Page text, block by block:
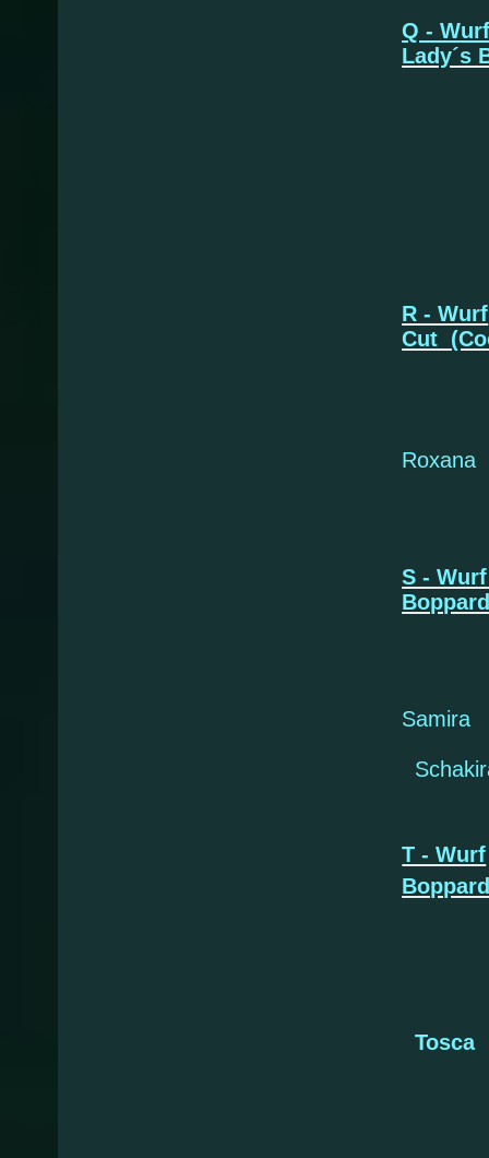
Q -
Lady´s
R - Wurf
Cut
Roxana
S - Wurf
Samira
T - Wurf
Tosca